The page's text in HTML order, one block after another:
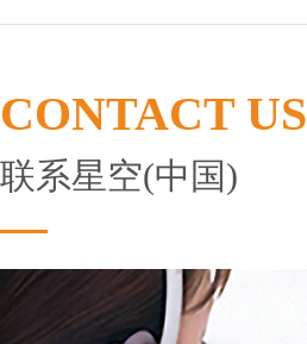
CONTACT US
联系星空(中国)